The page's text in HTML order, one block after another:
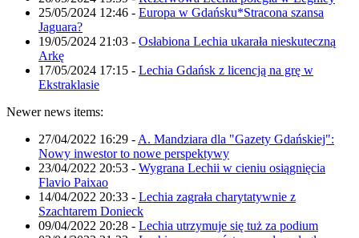
25/05/2024 12:46 - Europa w Gdańsku*Stracona szansa
Jaguara?
19/05/2024 21:03 - Osłabiona Lechia ukarała nieskuteczną
Arkę
17/05/2024 17:15 - Lechia Gdańsk z licencją na grę w
Ekstraklasie
Newer news items:
27/04/2022 16:29 - A. Mandziara dla "Gazety Gdańskiej":
Nowy inwestor to nowe perspektywy
23/04/2022 20:53 - Wygrana Lechii w cieniu osiągnięcia
Flavio Paixao
14/04/2022 20:33 - Lechia zagrała charytatywnie z
Szachtarem Donieck
09/04/2022 20:28 - Lechia utrzymuje się tuż za podium